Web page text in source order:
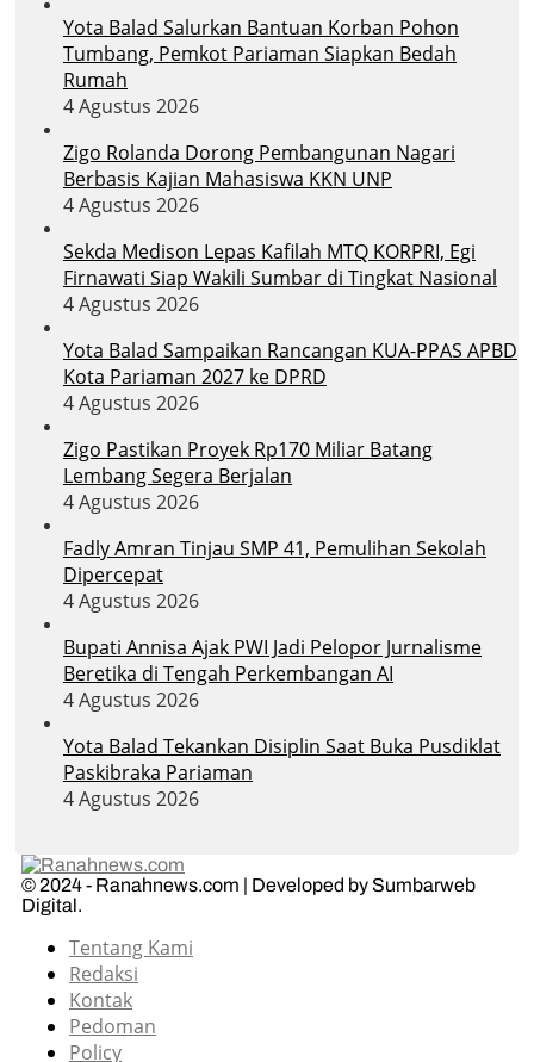
Yota Balad Salurkan Bantuan Korban Pohon
Tumbang, Pemkot Pariaman Siapkan Bedah
Rumah
4 Agustus 2026
Zigo Rolanda Dorong Pembangunan Nagari
Berbasis Kajian Mahasiswa KKN UNP
4 Agustus 2026
Sekda Medison Lepas Kafilah MTQ KORPRI, Egi
Firnawati Siap Wakili Sumbar di Tingkat Nasional
4 Agustus 2026
Yota Balad Sampaikan Rancangan KUA-PPAS APBD
Kota Pariaman 2027 ke DPRD
4 Agustus 2026
Zigo Pastikan Proyek Rp170 Miliar Batang
Lembang Segera Berjalan
4 Agustus 2026
Fadly Amran Tinjau SMP 41, Pemulihan Sekolah
Dipercepat
4 Agustus 2026
Bupati Annisa Ajak PWI Jadi Pelopor Jurnalisme
Beretika di Tengah Perkembangan AI
4 Agustus 2026
Yota Balad Tekankan Disiplin Saat Buka Pusdiklat
Paskibraka Pariaman
4 Agustus 2026
© 2024 - Ranahnews.com | Developed by Sumbarweb
Digital.
Tentang Kami
Redaksi
Kontak
Pedoman
Policy